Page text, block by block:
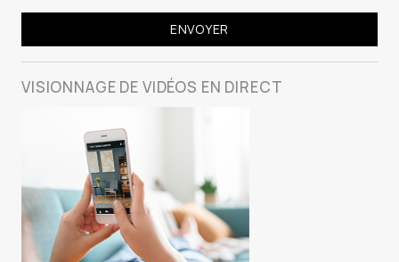
VISIONNAGE DE VIDÉOS EN DIRECT